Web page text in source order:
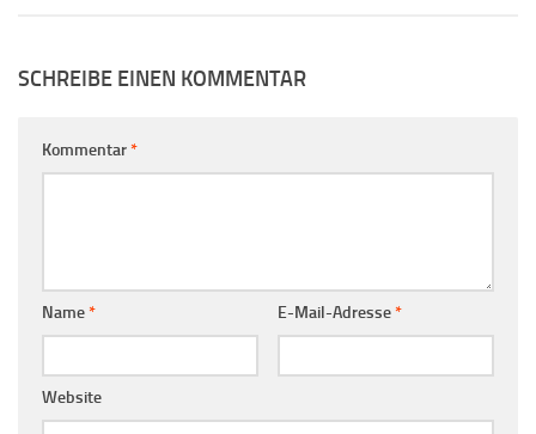
SCHREIBE EINEN KOMMENTAR
Kommentar*
Name* E-Mail-Adresse*
Website